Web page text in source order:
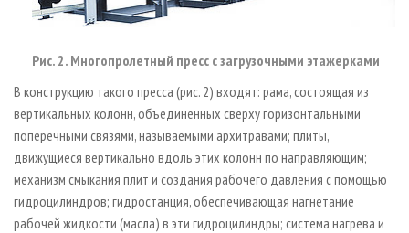
Рис. 2. Многопролетный пресс с загрузочными этажерками
В конструкцию такого пресса (рис. 2) входят: рама, состоящая из
вертикальных колонн, объединенных сверху горизонтальными
поперечными связями, называемыми архитравами; плиты,
движущиеся вертикально вдоль этих колонн по направляющим;
механизм смыкания плит и создания рабочего давления с помощью
гидроцилиндров; гидростанция, обеспечивающая нагнетание
рабочей жидкости (масла) в эти гидроцилиндры; система нагрева и